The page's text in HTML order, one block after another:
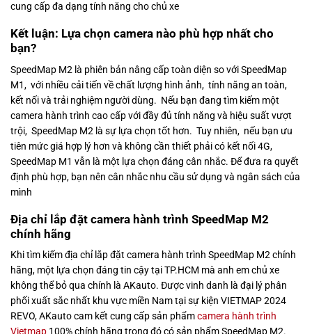
cung cấp đa dạng tính năng cho chủ xe
Kết luận: Lựa chọn camera nào phù hợp nhất cho
bạn?
SpeedMap M2 là phiên bản nâng cấp toàn diện so với SpeedMap
M1, với nhiều cải tiến về chất lượng hình ảnh, tính năng an toàn,
kết nối và trải nghiệm người dùng. Nếu bạn đang tìm kiếm một
camera hành trình cao cấp với đầy đủ tính năng và hiệu suất vượt
trội, SpeedMap M2 là sự lựa chọn tốt hơn. Tuy nhiên, nếu bạn ưu
tiên mức giá hợp lý hơn và không cần thiết phải có kết nối 4G,
SpeedMap M1 vẫn là một lựa chọn đáng cân nhắc. Để đưa ra quyết
định phù hợp, bạn nên cân nhắc nhu cầu sử dụng và ngân sách của
mình
Địa chỉ lắp đặt camera hành trình SpeedMap M2
chính hãng
Khi tìm kiếm địa chỉ lắp đặt camera hành trình SpeedMap M2 chính
hãng, một lựa chọn đáng tin cậy tại TP.HCM mà anh em chủ xe
không thể bỏ qua chính là AKauto. Được vinh danh là đại lý phân
phối xuất sắc nhất khu vực miền Nam tại sự kiện VIETMAP 2024
REVO, AKauto cam kết cung cấp sản phẩmcamera hành trình
Vietmap 100% chính hãng trong đó có sản phẩm SpeedMap M2.